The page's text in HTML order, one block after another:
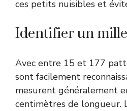
ces petits nuisibles et
Identifier un
Avec entre 15 et 177
sont facilement
mesurent généralement
centimètres de longueur.